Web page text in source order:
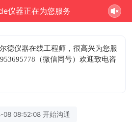
仪器正在为您服务
德仪器在线工程师，很高兴为您服
（微信同号）欢迎致电咨
08 08:52:08 开始沟通